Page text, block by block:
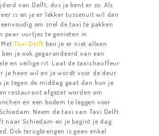
van Delft, dus je bent er zo. Als
is en je er lekker tussenuit wil dan
om snel de taxi te pakken
paar uurtjes te genieten in
MetTaxi Delft ben je er niet alleen
je ook gegarandeerd van een
en veilige rit. Laat de taxichauffeur
je heen wil en je wordt voor de deur
je tegen de middag gaat dan kun je
restaurant afgezet worden om
en een bodem te leggen voor
Neem de taxi van Taxi Delft
naar Schiedam en je begint je dag
Ook terugbrengen is geen enkel